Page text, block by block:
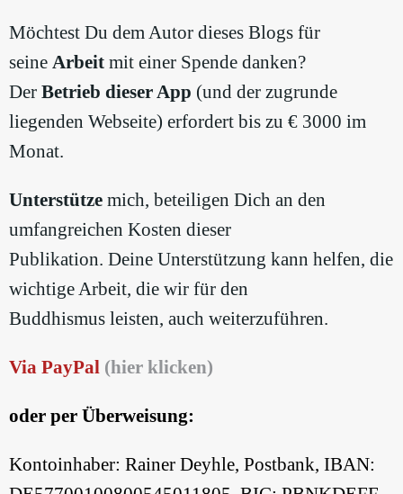
Möchtest Du dem Autor dieses Blogs für
seine Arbeit mit einer Spende danken?
Der Betrieb dieser App (und der zugrunde
liegenden Webseite) erfordert bis zu € 3000 im
Monat.
Unterstütze mich, beteiligen Dich an den
umfangreichen Kosten dieser
Publikation. Deine Unterstützung kann helfen, die
wichtige Arbeit, die wir für den
Buddhismus leisten, auch weiterzuführen.
Via PayPal (hier klicken)
oder per Überweisung:
Kontoinhaber: Rainer Deyhle, Postbank, IBAN: